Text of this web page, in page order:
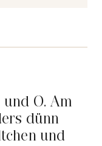
O. Am
dünn
und